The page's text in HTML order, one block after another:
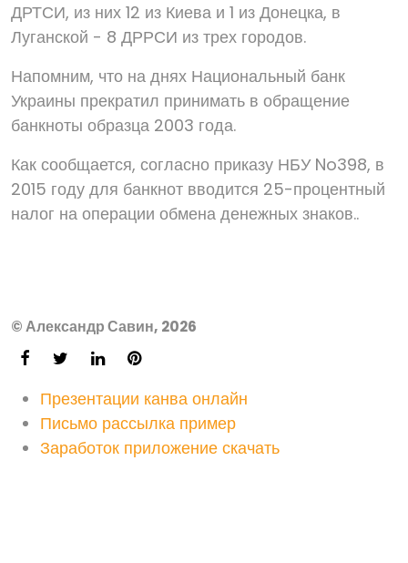
ДРТСИ, из них 12 из Киева и 1 из Донецка, в
Луганской - 8 ДРРСИ из трех городов.
Напомним, что на днях Национальный банк
Украины прекратил принимать в обращение
банкноты образца 2003 года.
Как сообщается, согласно приказу НБУ No398, в
2015 году для банкнот вводится 25-процентный
налог на операции обмена денежных знаков..
© Александр Савин, 2026
Презентации канва онлайн
Письмо рассылка пример
Заработок приложение скачать